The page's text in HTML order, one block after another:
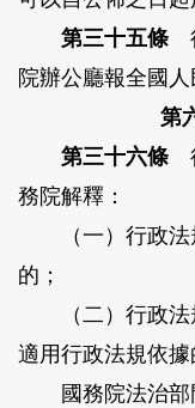
第三十五條
院辦公廳報全國
第
第三十六條
務院解釋：
（一）行政法
的；
（二）行政法
適用行政法規依據
國務院法治部